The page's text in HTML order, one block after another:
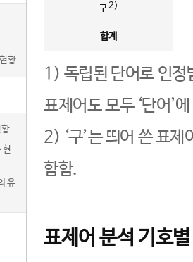
황
현
유
구2)
합계
1) 독립된 단어로 인정
표제어도 모두 ‘단어’
2) ‘구’는 띄어 쓴 표
함함.
표제어 분석 기호